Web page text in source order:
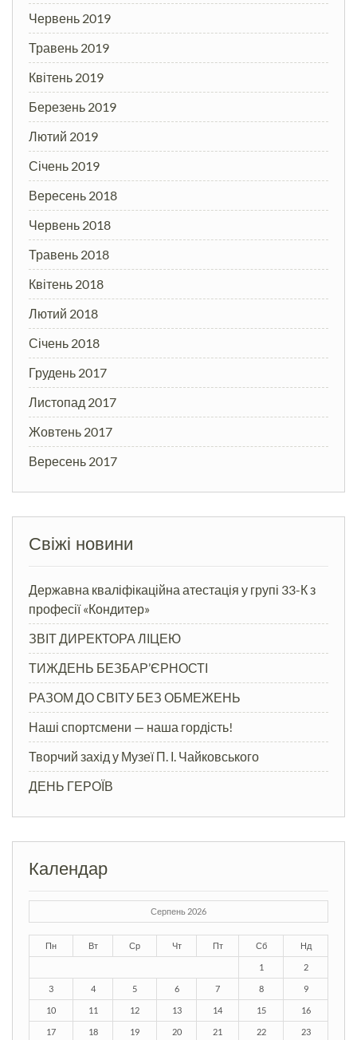
Червень 2019
Травень 2019
Квітень 2019
Березень 2019
Лютий 2019
Січень 2019
Вересень 2018
Червень 2018
Травень 2018
Квітень 2018
Лютий 2018
Січень 2018
Грудень 2017
Листопад 2017
Жовтень 2017
Вересень 2017
Свіжі новини
Державна кваліфікаційна атестація у групі 33-К з
професії «Кондитер»
ЗВІТ ДИРЕКТОРА ЛІЦЕЮ
ТИЖДЕНЬ БЕЗБАР’ЄРНОСТІ
РАЗОМ ДО СВІТУ БЕЗ ОБМЕЖЕНЬ
Наші спортсмени — наша гордість!
Творчий захід у Музеї П. І. Чайковського
ДЕНЬ ГЕРОЇВ
Календар
Серпень 2026
Пн Вт Ср Чт Пт Сб Нд
1 2
3 4 5 6 7 8 9
10 11 12 13 14 15 16
17 18 19 20 21 22 23